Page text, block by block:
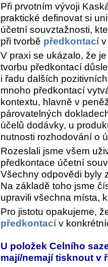
Při prvotním vývoji
praktické definovat si
účetní souvztažnosti,
při tvorbě předkontacív
V praxi se ukázalo, že
tvorbu předkontací
i řadu dalších
mnoho předkontací
kontextu, hlavně v
párovatelných
účelů dodávky, u
nutnosti rozhodování o
Rozeslali jsme všem
předkontace účetní
Všechny odpovědi byly
Na základě toho jsme
upravili všechna místa,
Pro jistotu opakujeme,
předkontacív
U položek Celního
mají/nemají tisknout v